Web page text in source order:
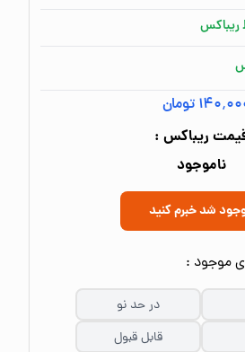
ریباکس
تومان
ریباکس :
ناموجود
شد خبرم کنید
موجود :
در حد نو
قابل قبول